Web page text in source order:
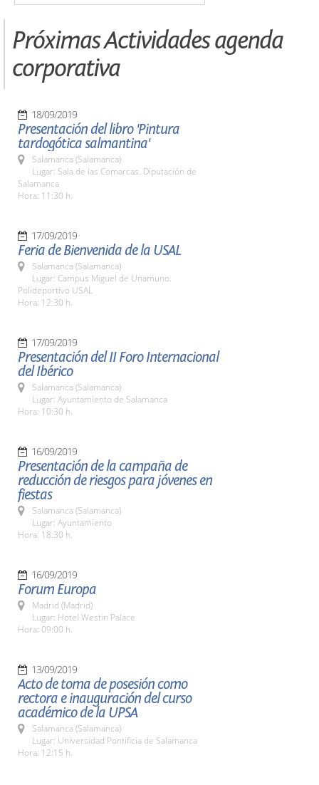
Próximas Actividades agenda
corporativa
18/09/2019
Presentación del libro 'Pintura
tardogótica salmantina'
Salamanca (Salamanca)
Lugar: Sala de las Comarcas. Diputación de
Salamanca
Hora: 11:30 h.
17/09/2019
Feria de Bienvenida de la USAL
Salamanca (Salamanca)
Lugar: Campus Miguel de Unamuno.
Polideportivo USAL
Hora: 12:30 h.
17/09/2019
Presentación del II Foro Internacional
del Ibérico
Salamanca (Salamanca)
Lugar: Ayuntamiento de Salamanca
Hora: 10:30 h.
16/09/2019
Presentación de la campaña de
reducción de riesgos para jóvenes en
fiestas
Salamanca (Salamanca)
Lugar: Ayuntamiento
Hora: 18:30 h.
16/09/2019
Forum Europa
Madrid (Madrid)
Lugar: Hotel Westin Palace
Hora: 09:00 h.
13/09/2019
Acto de toma de posesión como
rectora e inauguración del curso
académico de la UPSA
Salamanca (Salamanca)
Lugar: Universidad Pontificia de Salamanca
Hora: 12:15 h.